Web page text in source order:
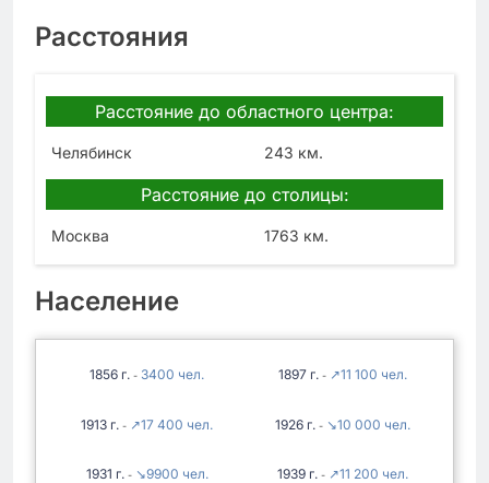
Расстояния
Расстояние до областного центра:
Челябинск 243 км.
Расстояние до столицы:
Москва 1763 км.
Население
1856 - 3400 1897 - ↗11 100
1913 - ↗17 400 1926 - ↘10 000
1931 - ↘9900 1939 - ↗11 200